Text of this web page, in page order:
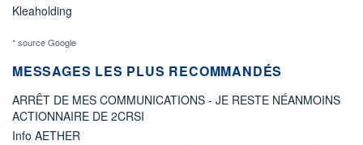
Kleaholding
* source Google
MESSAGES LES PLUS RECOMMANDÉS
ARRÊT DE MES COMMUNICATIONS - JE RESTE NÉANMOINS
ACTIONNAIRE DE 2CRSI
Info AETHER